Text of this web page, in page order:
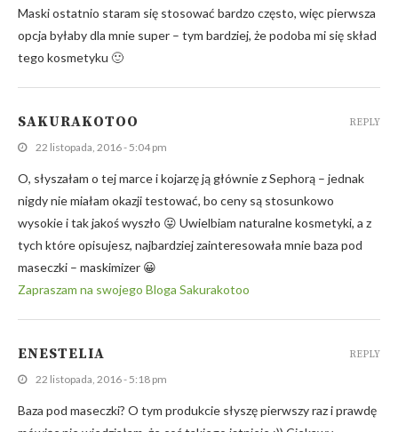
Maski ostatnio staram się stosować bardzo często, więc pierwsza
opcja byłaby dla mnie super – tym bardziej, że podoba mi się skład
tego kosmetyku 🙂
SAKURAKOTOO
22 listopada, 2016 - 5:04 pm
O, słyszałam o tej marce i kojarzę ją głównie z Sephorą – jednak
nigdy nie miałam okazji testować, bo ceny są stosunkowo
wysokie i tak jakoś wyszło 😛 Uwielbiam naturalne kosmetyki, a z
tych które opisujesz, najbardziej zainteresowała mnie baza pod
maseczki – maskimizer 😀
Zapraszam na swojego Bloga Sakurakotoo
REPLY
ENESTELIA
22 listopada, 2016 - 5:18 pm
Baza pod maseczki? O tym produkcie słyszę pierwszy raz i prawdę
REPLY